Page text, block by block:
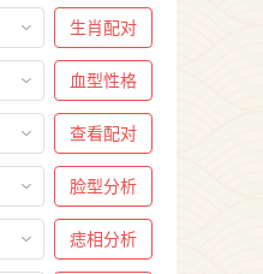
生肖配对
血型性格
查看配对
脸型分析
痣相分析